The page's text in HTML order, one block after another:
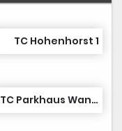
TC Hohenhorst 1
TC Parkhaus Wanne-Eickel 4